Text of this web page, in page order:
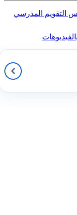
التقويم المدرسي
الفيديوهات